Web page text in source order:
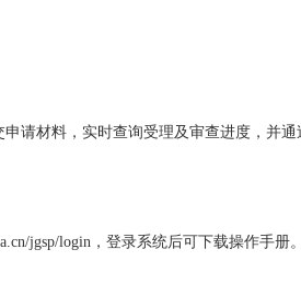
请材料，实时查询受理及审查进度，并
jgsp/login，登录系统后可下载操作手册。